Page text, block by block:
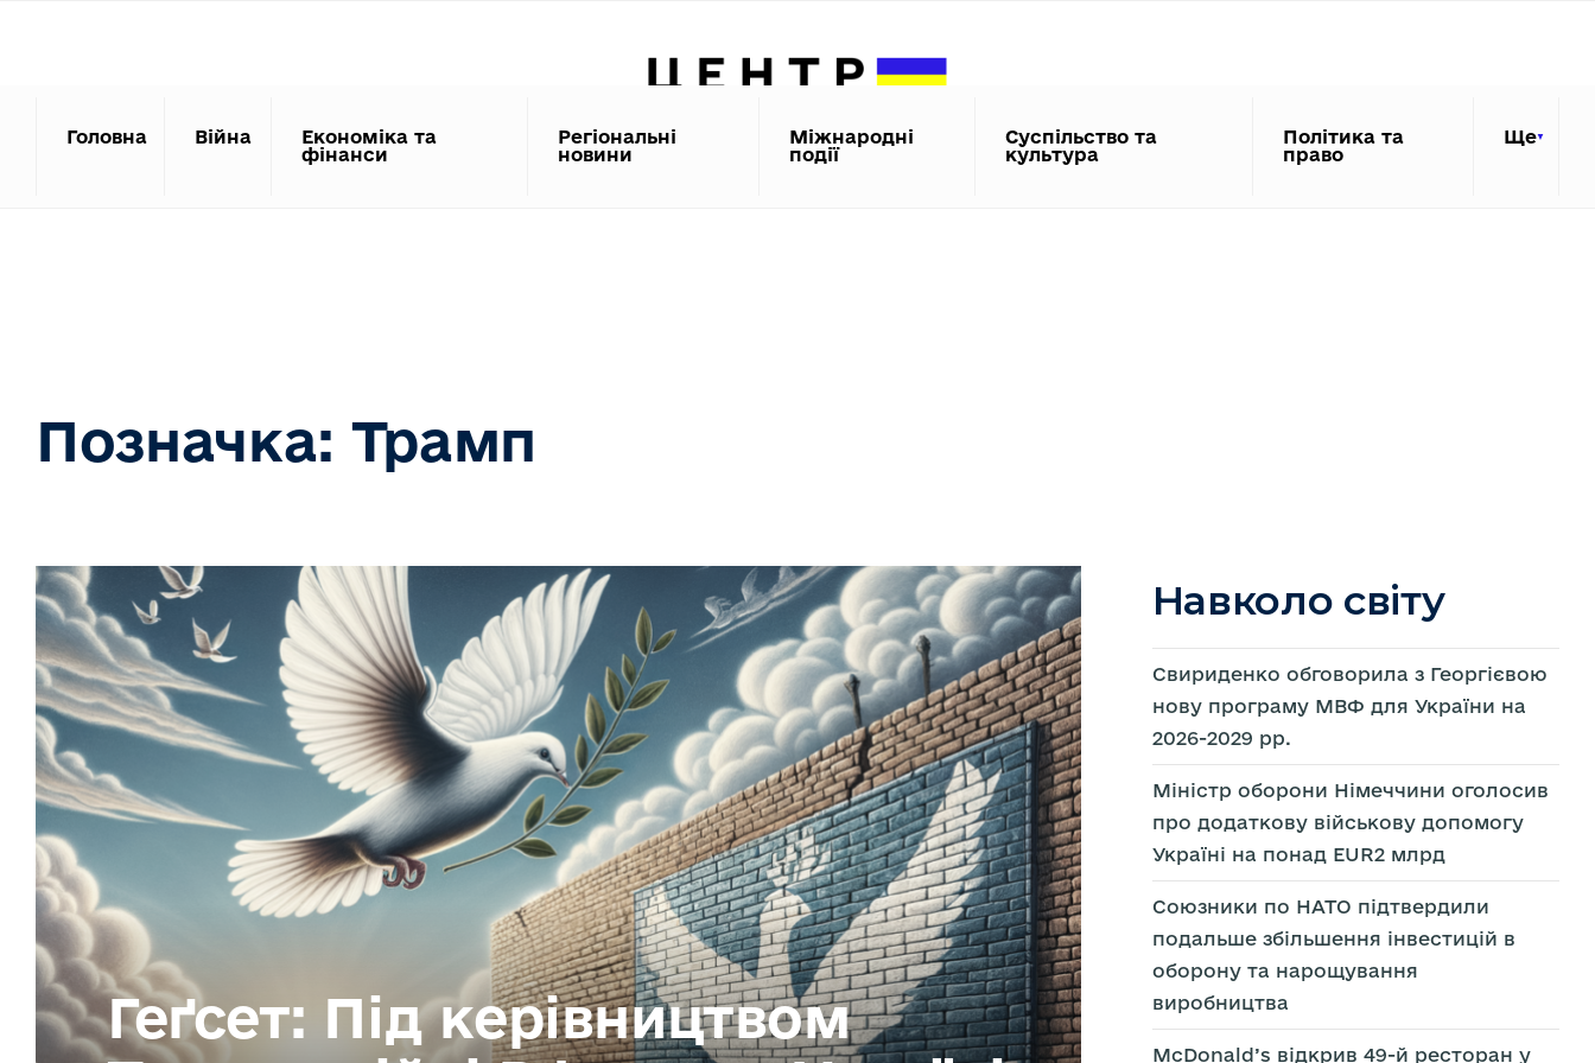
Головна Війна
Економіка та
фінанси
Регіональні
новини
Міжнародні
події
Суспільство та
культура
Політика та
право
Ще
Позначка: Трамп
Геґсет: Під керівництвом
Навколо світу
Свириденко обговорила з Георгієвою
нову програму МВФ для України на
2026-2029 рр.
Міністр оборони Німеччини оголосив
про додаткову військову допомогу
Україні на понад EUR2 млрд
Союзники по НАТО підтвердили
подальше збільшення інвестицій в
оборону та нарощування
виробництва
McDonald’s відкрив 49-й ресторан у